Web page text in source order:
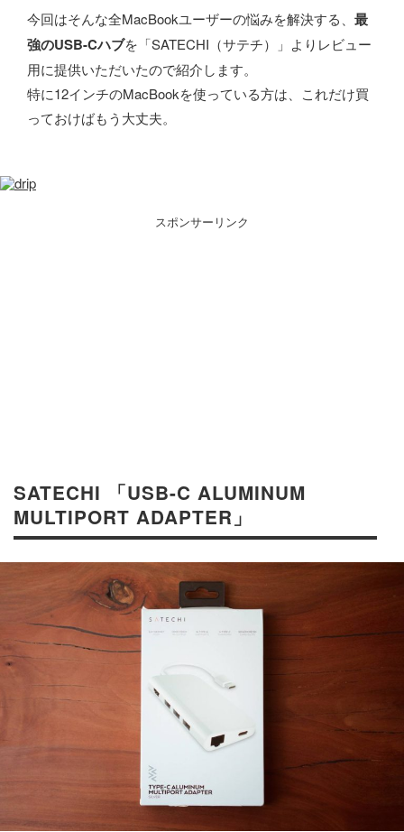
今回はそんな全MacBookユーザーの悩みを解決する、 最
強のUSB-Cハブを「SATECHI（サテチ）」よりレビュー
用に提供いただいたので紹介します。
特に12インチのMacBookを使っている方は、これだけ買
っておけばもう大丈夫。
スポンサーリンク
SATECHI 「USB-C ALUMINUM
MULTIPORT ADAPTER」